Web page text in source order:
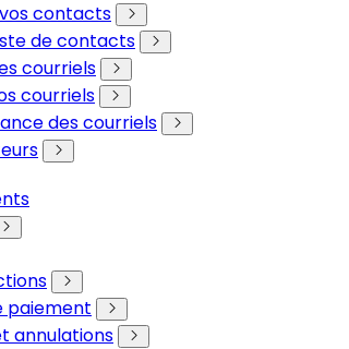
contacts
de contacts
courriels
courriels
des courriels
paiement
annulations